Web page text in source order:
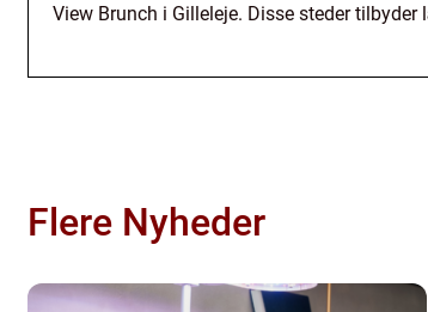
View Brunch i Gilleleje. Disse steder
Flere Nyheder